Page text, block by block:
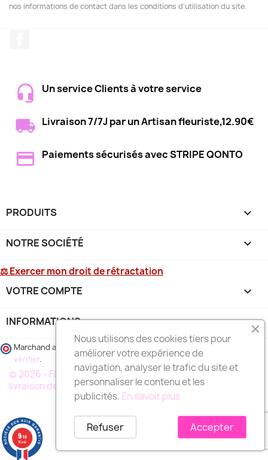
nos informations de contact dans les conditions d'utilisation du site.
Un service Clients à votre service
Livraison 7/7J par un Artisan fleuriste,12.90€
Paiements sécurisés avec STRIPE QONTO
PRODUITS 
NOTRE SOCIÉTÉ 
⚖ Exercer mon droit de rétractation
VOTRE COMPTE 
INFORMATIONS keyboard_arrow_down
Marchand approuvé par la Société des Avis Garantis,
cliquez ici pour
vérifier.
© 2026 - FLEURS DEUIL MARSEILLE, votre spécialiste de la
livraison de fleurs à MARSEILLE et région
Nous utilisons des cookies tiers pour
améliorer votre expérience de
navigation, analyser le trafic du site et
personnaliser le contenu et les
publicités. En savoir plus
Accepter
Refuser
9/10
18 avis